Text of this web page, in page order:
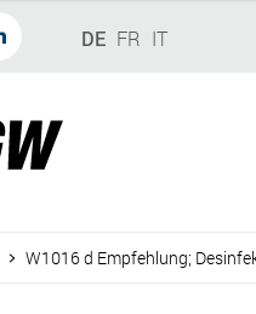
DE FR IT
W1016 d Empfehlung;